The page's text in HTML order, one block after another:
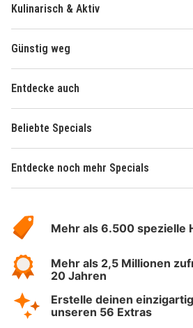
Kulinarisch & Aktiv
Günstig weg
Entdecke auch
Beliebte Specials
Entdecke noch mehr Specials
Hotelspecials
Mehr als 6.500 spezielle
Mehr als 2,5 Millionen
20 Jahren
Erstelle deinen
unseren 56 Extras